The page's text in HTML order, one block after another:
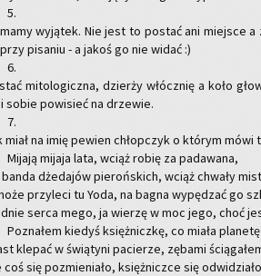
5.
wy­ją­tek. Nie jest to po­stać ani miej­sce
pi­sa­niu - a jakoś go nie widać :)
6.
mi­to­lo­gicz­na, dzier­ży włócz­nię a koło
sobie po­wi­sieć na drze­wie.
7.
miał na imię pe­wien chłop­czyk o któ­rym
Mi­ja­ją mi­ja­ja lata, wciąż robię za pa­da­wa­na,
dże­da­jów pie­roń­skich, wciąż chwa­ły
przy­le­ci tu Yoda, na bagna wy­pę­dzać go
dnie serca mego, ja wie­rzę w moc jego, choć
Po­zna­łem kie­dyś księż­nicz­kę, co miała
kle­pać w świą­ty­ni pa­cie­rze, zę­ba­mi
coś się po­zmie­nia­ło, księż­nicz­ce się